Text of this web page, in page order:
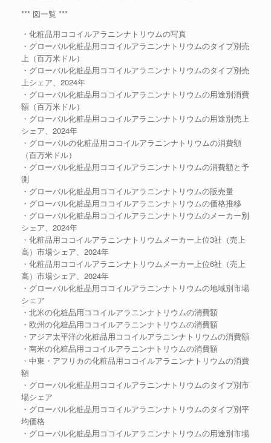
*** 図一覧 ***
・化粧品用ココイルアラニンナトリウムの写真
・グローバル化粧品用ココイルアラニンナトリウムのタイプ別売
上（百万米ドル）
・グローバル化粧品用ココイルアラニンナトリウムのタイプ別売
上シェア、2024年
・グローバル化粧品用ココイルアラニンナトリウムの用途別消費
額（百万米ドル）
・グローバル化粧品用ココイルアラニンナトリウムの用途別売上
シェア、2024年
・グローバルの化粧品用ココイルアラニンナトリウムの消費額
（百万米ドル）
・グローバル化粧品用ココイルアラニンナトリウムの消費額と予
測
・グローバル化粧品用ココイルアラニンナトリウムの販売量
・グローバル化粧品用ココイルアラニンナトリウムの価格推移
・グローバル化粧品用ココイルアラニンナトリウムのメーカー別
シェア、2024年
・化粧品用ココイルアラニンナトリウムメーカー上位3社（売上
高）市場シェア、2024年
・化粧品用ココイルアラニンナトリウムメーカー上位6社（売上
高）市場シェア、2024年
・グローバル化粧品用ココイルアラニンナトリウムの地域別市場
シェア
・北米の化粧品用ココイルアラニンナトリウムの消費額
・欧州の化粧品用ココイルアラニンナトリウムの消費額
・アジア太平洋の化粧品用ココイルアラニンナトリウムの消費額
・南米の化粧品用ココイルアラニンナトリウムの消費額
・中東・アフリカの化粧品用ココイルアラニンナトリウムの消費
額
・グローバル化粧品用ココイルアラニンナトリウムのタイプ別市
場シェア
・グローバル化粧品用ココイルアラニンナトリウムのタイプ別平
均価格
・グローバル化粧品用ココイルアラニンナトリウムの用途別市場